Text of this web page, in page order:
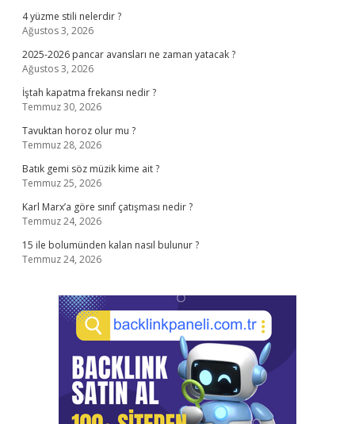
4 yüzme stili nelerdir ?
Ağustos 3, 2026
2025-2026 pancar avansları ne zaman yatacak ?
Ağustos 3, 2026
İştah kapatma frekansı nedir ?
Temmuz 30, 2026
Tavuktan horoz olur mu ?
Temmuz 28, 2026
Batık gemi söz müzik kime ait ?
Temmuz 25, 2026
Karl Marx’a göre sınıf çatışması nedir ?
Temmuz 24, 2026
15 ile bolumünden kalan nasıl bulunur ?
Temmuz 24, 2026